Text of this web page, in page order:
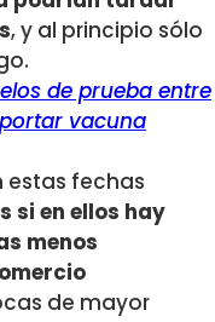
, y al principio sólo
de prueba entre
vacuna
estas fechas
si en ellos hay
menos
de mayor